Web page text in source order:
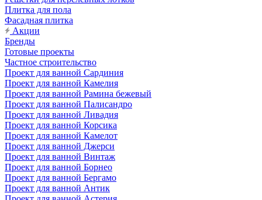
Плитка для пола
Фасадная плитка
Акции
Бренды
Готовые проекты
Частное строительство
Проект для ванной Сардиния
Проект для ванной Камелия
Проект для ванной Рамина бежевый
Проект для ванной Палисандро
Проект для ванной Ливадия
Проект для ванной Корсика
Проект для ванной Камелот
Проект для ванной Джерси
Проект для ванной Винтаж
Проект для ванной Борнео
Проект для ванной Бергамо
Проект для ванной Антик